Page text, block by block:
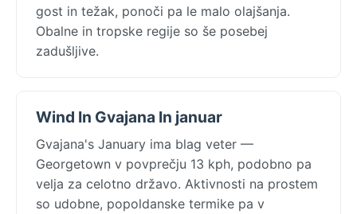
gost in težak, ponoči pa le malo olajšanja.
Obalne in tropske regije so še posebej
zadušljive.
Wind In Gvajana In januar
Gvajana's January ima blag veter —
Georgetown v povprečju 13 kph, podobno pa
velja za celotno državo. Aktivnosti na prostem
so udobne, popoldanske termike pa v